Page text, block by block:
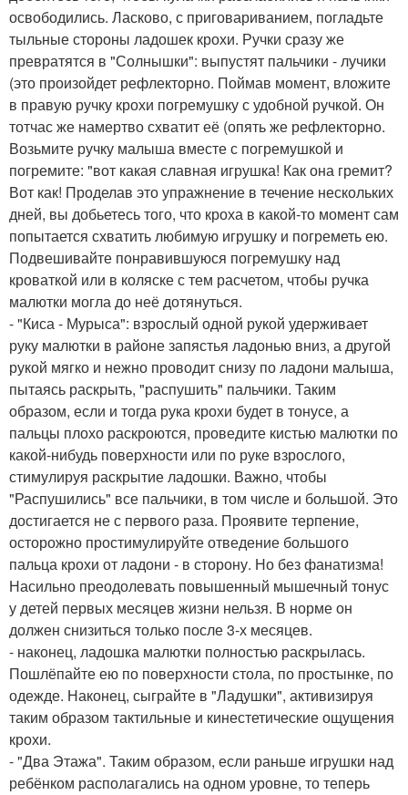
освободились. Ласково, с приговариванием, погладьте
тыльные стороны ладошек крохи. Ручки сразу же
превратятся в "Солнышки": выпустят пальчики - лучики
(это произойдет рефлекторно. Поймав момент, вложите
в правую ручку крохи погремушку с удобной ручкой. Он
тотчас же намертво схватит её (опять же рефлекторно.
Возьмите ручку малыша вместе с погремушкой и
погремите: "вот какая славная игрушка! Как она гремит?
Вот как! Проделав это упражнение в течение нескольких
дней, вы добьетесь того, что кроха в какой-то момент сам
попытается схватить любимую игрушку и погреметь ею.
Подвешивайте понравившуюся погремушку над
кроваткой или в коляске с тем расчетом, чтобы ручка
малютки могла до неё дотянуться.
- "Киса - Мурыса": взрослый одной рукой удерживает
руку малютки в районе запястья ладонью вниз, а другой
рукой мягко и нежно проводит снизу по ладони малыша,
пытаясь раскрыть, "распушить" пальчики. Таким
образом, если и тогда рука крохи будет в тонусе, а
пальцы плохо раскроются, проведите кистью малютки по
какой-нибудь поверхности или по руке взрослого,
стимулируя раскрытие ладошки. Важно, чтобы
"Распушились" все пальчики, в том числе и большой. Это
достигается не с первого раза. Проявите терпение,
осторожно простимулируйте отведение большого
пальца крохи от ладони - в сторону. Но без фанатизма!
Насильно преодолевать повышенный мышечный тонус
у детей первых месяцев жизни нельзя. В норме он
должен снизиться только после 3-х месяцев.
- наконец, ладошка малютки полностью раскрылась.
Пошлёпайте ею по поверхности стола, по простынке, по
одежде. Наконец, сыграйте в "Ладушки", активизируя
таким образом тактильные и кинестетические ощущения
крохи.
- "Два Этажа". Таким образом, если раньше игрушки над
ребёнком располагались на одном уровне, то теперь